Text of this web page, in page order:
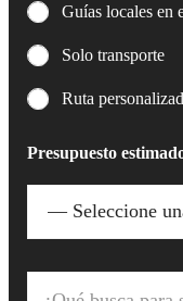
Guías locales en
Solo transporte
Ruta
Presupuesto